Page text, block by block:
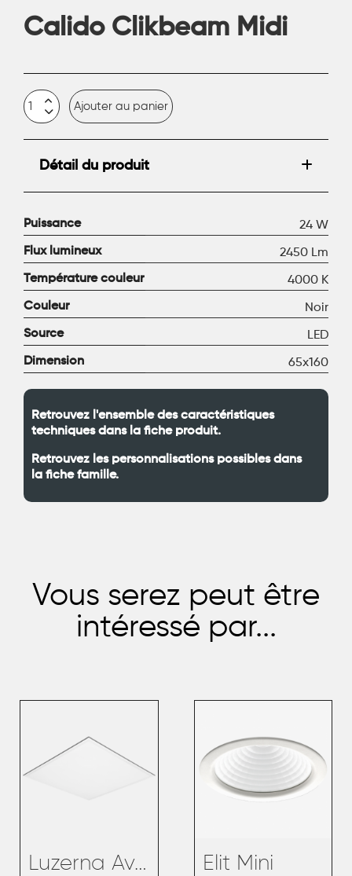
Calido Clikbeam Midi
Ajouter au panier
Détail du produit
Puissance 24 W
Flux lumineux 2450 Lm
Température couleur 4000 K
Couleur Noir
Source LED
Dimension 65x160
Retrouvez l'ensemble des caractéristiques
techniques dans la fiche produit.
Retrouvez les personnalisations possibles dans
la fiche famille.
Vous serez peut être
intéressé par...
Luzerna Avant Elit Mini